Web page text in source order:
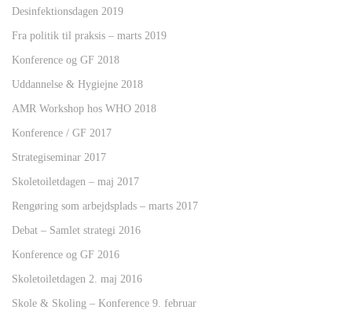
Desinfektionsdagen 2019
Fra politik til praksis – marts 2019
Konference og GF 2018
Uddannelse & Hygiejne 2018
AMR Workshop hos WHO 2018
Konference / GF 2017
Strategiseminar 2017
Skoletoiletdagen – maj 2017
Rengøring som arbejdsplads – marts 2017
Debat – Samlet strategi 2016
Konference og GF 2016
Skoletoiletdagen 2. maj 2016
Skole & Skoling – Konference 9. februar